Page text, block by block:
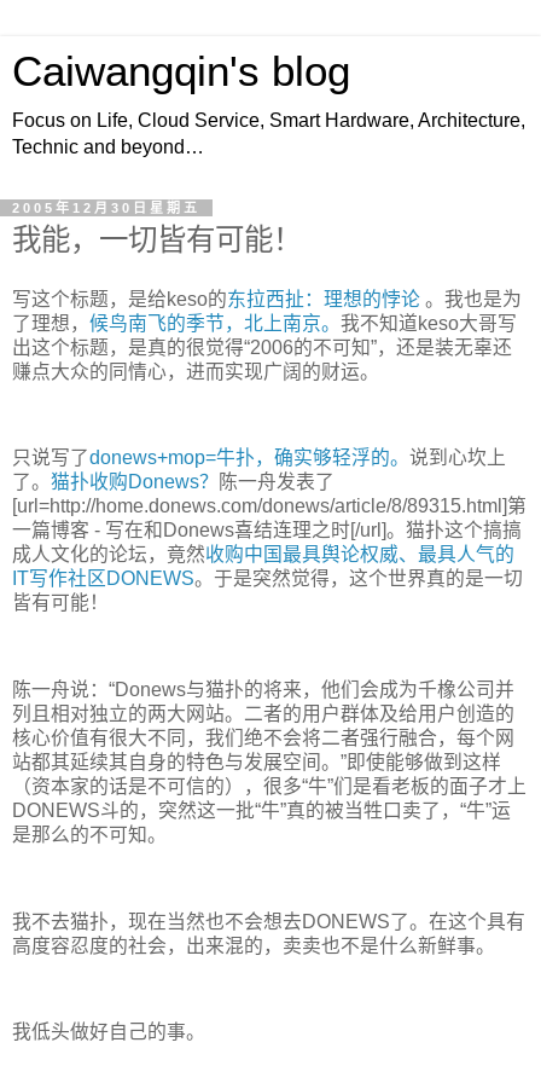
Caiwangqin's blog
Focus on Life, Cloud Service, Smart Hardware, Architecture,
Technic and beyond…
2005年12月30日星期五
我能，一切皆有可能！
写这个标题，是给keso的东拉西扯：理想的悖论 。我也是为
了理想， 候鸟南飞的季节，北上南京。 我不知道keso大哥写
出这个标题，是真的很觉得“2006的不可知”，还是装无辜还
赚点大众的同情心，进而实现广阔的财运。
只说写了donews+mop=牛扑，确实够轻浮的。 说到心坎上
了。 猫扑收购Donews？
陈一舟发表了
[url=http://home.donews.com/donews/article/8/89315.html]第
一篇博客 - 写在和Donews喜结连理之时[/url]。猫扑这个搞搞
成人文化的论坛，竟然收购中国最具舆论权威、最具人气的
IT写作社区DONEWS。于是突然觉得，这个世界真的是一切
皆有可能！
陈一舟说：“Donews与猫扑的将来，他们会成为千橡公司并
列且相对独立的两大网站。二者的用户群体及给用户创造的
核心价值有很大不同，我们绝不会将二者强行融合，每个网
站都其延续其自身的特色与发展空间。”即使能够做到这样
（资本家的话是不可信的），很多“牛”们是看老板的面子才上
DONEWS斗的，突然这一批“牛”真的被当牲口卖了，“牛”运
是那么的不可知。
我不去猫扑，现在当然也不会想去DONEWS了。在这个具有
高度容忍度的社会，出来混的，卖卖也不是什么新鲜事。
我低头做好自己的事。